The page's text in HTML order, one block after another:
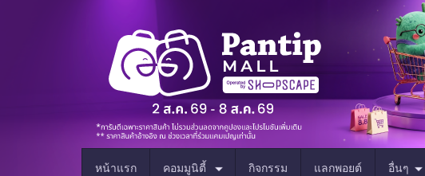
หน้าแรก คอมมูนิตี้ กิจกรรม แลกพอยต์ อื่นๆ